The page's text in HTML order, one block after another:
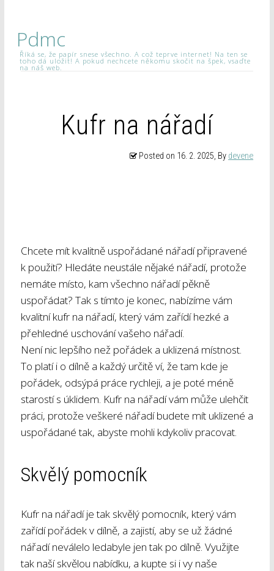
Pdmc
Říká se, že papír snese všechno. A což teprve internet! Na ten se
toho dá uložit! A pokud nechcete někomu skočit na špek, vsaďte
na náš web.
Kufr na nářadí
Posted on 16. 2. 2025, By devene
Chcete mít kvalitně uspořádané nářadí připravené
k použití? Hledáte neustále nějaké nářadí, protože
nemáte místo, kam všechno nářadí pěkně
uspořádat? Tak s tímto je konec, nabízíme vám
kvalitní kufr na nářadí, který vám zařídí hezké a
přehledné uschování vašeho nářadí.
Není nic lepšího než pořádek a uklizená místnost.
To platí i o dílně a každý určitě ví, že tam kde je
pořádek, odsýpá práce rychleji, a je poté méně
starostí s úklidem. Kufr na nářadívám může ulehčit
práci, protože veškeré nářadí budete mít uklizené a
uspořádané tak, abyste mohli kdykoliv pracovat.
Skvělý pomocník
Kufr na nářadí je tak skvělý pomocník, který vám
zařídí pořádek v dílně, a zajistí, aby se už žádné
nářadí neválelo ledabyle jen tak po dílně. Využijte
tak naší skvělou nabídku, a kupte si i vy naše